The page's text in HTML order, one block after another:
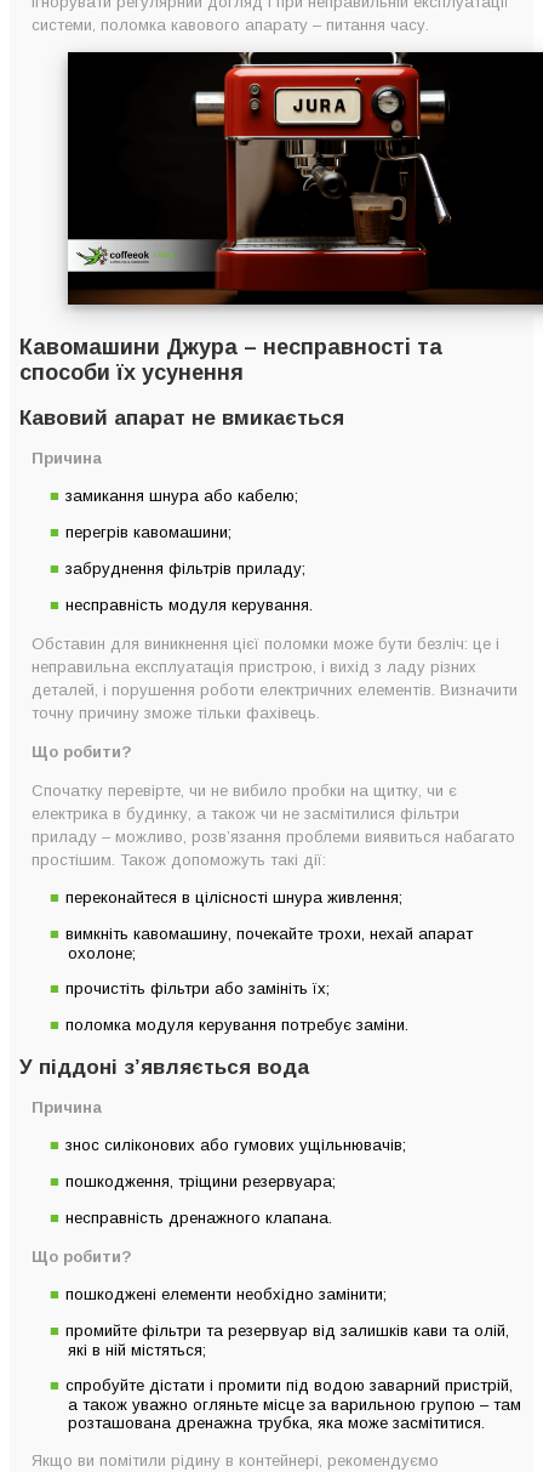
системи, поломка кавового апарату – питання часу.
Кавомашини Джура – несправності та
способи їх усунення
Кавовий апарат не вмикається
Причина
замикання шнура або кабелю;
перегрів кавомашини;
забруднення фільтрів приладу;
несправність модуля керування.
Обставин для виникнення цієї поломки може бути безліч: це і
неправильна експлуатація пристрою, і вихід з ладу різних
деталей, і порушення роботи електричних елементів. Визначити
точну причину зможе тільки фахівець.
Що робити?
Спочатку перевірте, чи не вибило пробки на щитку, чи є
електрика в будинку, а також чи не засмітилися фільтри
приладу – можливо, розв’язання проблеми виявиться набагато
простішим. Також допоможуть такі дії:
переконайтеся в цілісності шнура живлення;
вимкніть кавомашину, почекайте трохи, нехай апарат
охолоне;
прочистіть фільтри або замініть їх;
поломка модуля керування потребує заміни.
У піддоні з’являється вода
Причина
знос силіконових або гумових ущільнювачів;
пошкодження, тріщини резервуара;
несправність дренажного клапана.
Що робити?
пошкоджені елементи необхідно замінити;
промийте фільтри та резервуар від залишків кави та олій,
які в ній містяться;
спробуйте дістати і промити під водою заварний пристрій,
а також уважно огляньте місце за варильною групою – там
розташована дренажна трубка, яка може засмітитися.
Якщо ви помітили рідину в контейнері, рекомендуємо